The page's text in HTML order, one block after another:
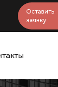
Оставить
заявку